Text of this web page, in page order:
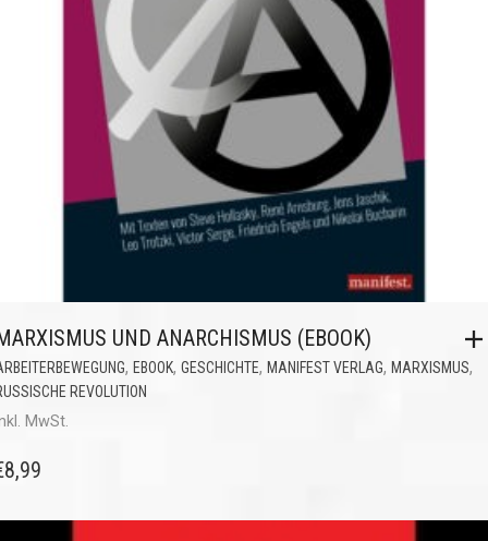
UND ANARCHISMUS (EBOOK)
, EBOOK, GESCHICHTE, MANIFEST VERLAG, MARXISMUS,
REVOLUTION
MwSt.
8,99